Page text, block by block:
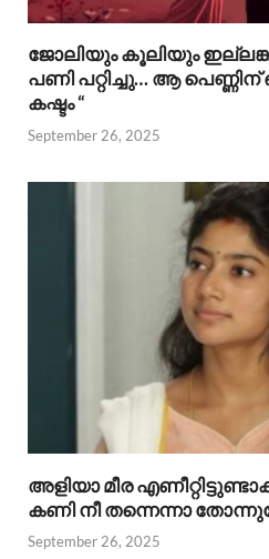
ജോലിയും കൂലിയും
പണി പറ്റിച്ചു… ആ പെണ്ണിന്
കഷ്ടം “
September 26, 2025
അളിയാ മീര
കണി നീ തന്നെന്നാ
September 26, 2025